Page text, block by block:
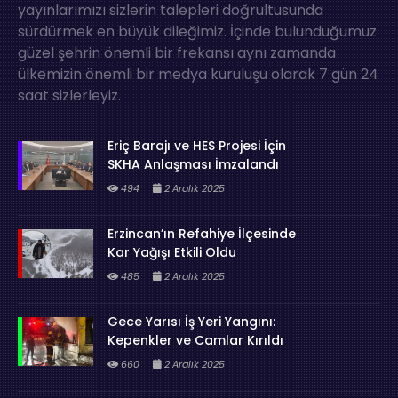
yayınlarımızı sizlerin talepleri doğrultusunda
sürdürmek en büyük dileğimiz. İçinde bulunduğumuz
güzel şehrin önemli bir frekansı aynı zamanda
ülkemizin önemli bir medya kuruluşu olarak 7 gün 24
saat sizlerleyiz.
Eriç Barajı ve HES Projesi İçin
SKHA Anlaşması İmzalandı
494 2 Aralık 2025
Erzincan’ın Refahiye İlçesinde
Kar Yağışı Etkili Oldu
485 2 Aralık 2025
Gece Yarısı İş Yeri Yangını:
Kepenkler ve Camlar Kırıldı
660 2 Aralık 2025